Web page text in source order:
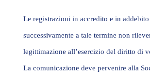
Le registrazioni in accredito e in
successivamente a tale termine non
legittimazione all’esercizio del diritto di
La comunicazione deve pervenire alla